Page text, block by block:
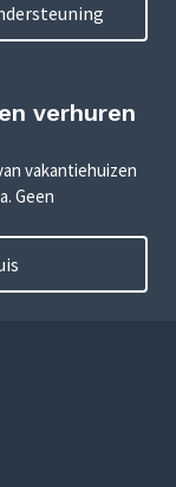
verhuren
vakantiehuizen
Geen